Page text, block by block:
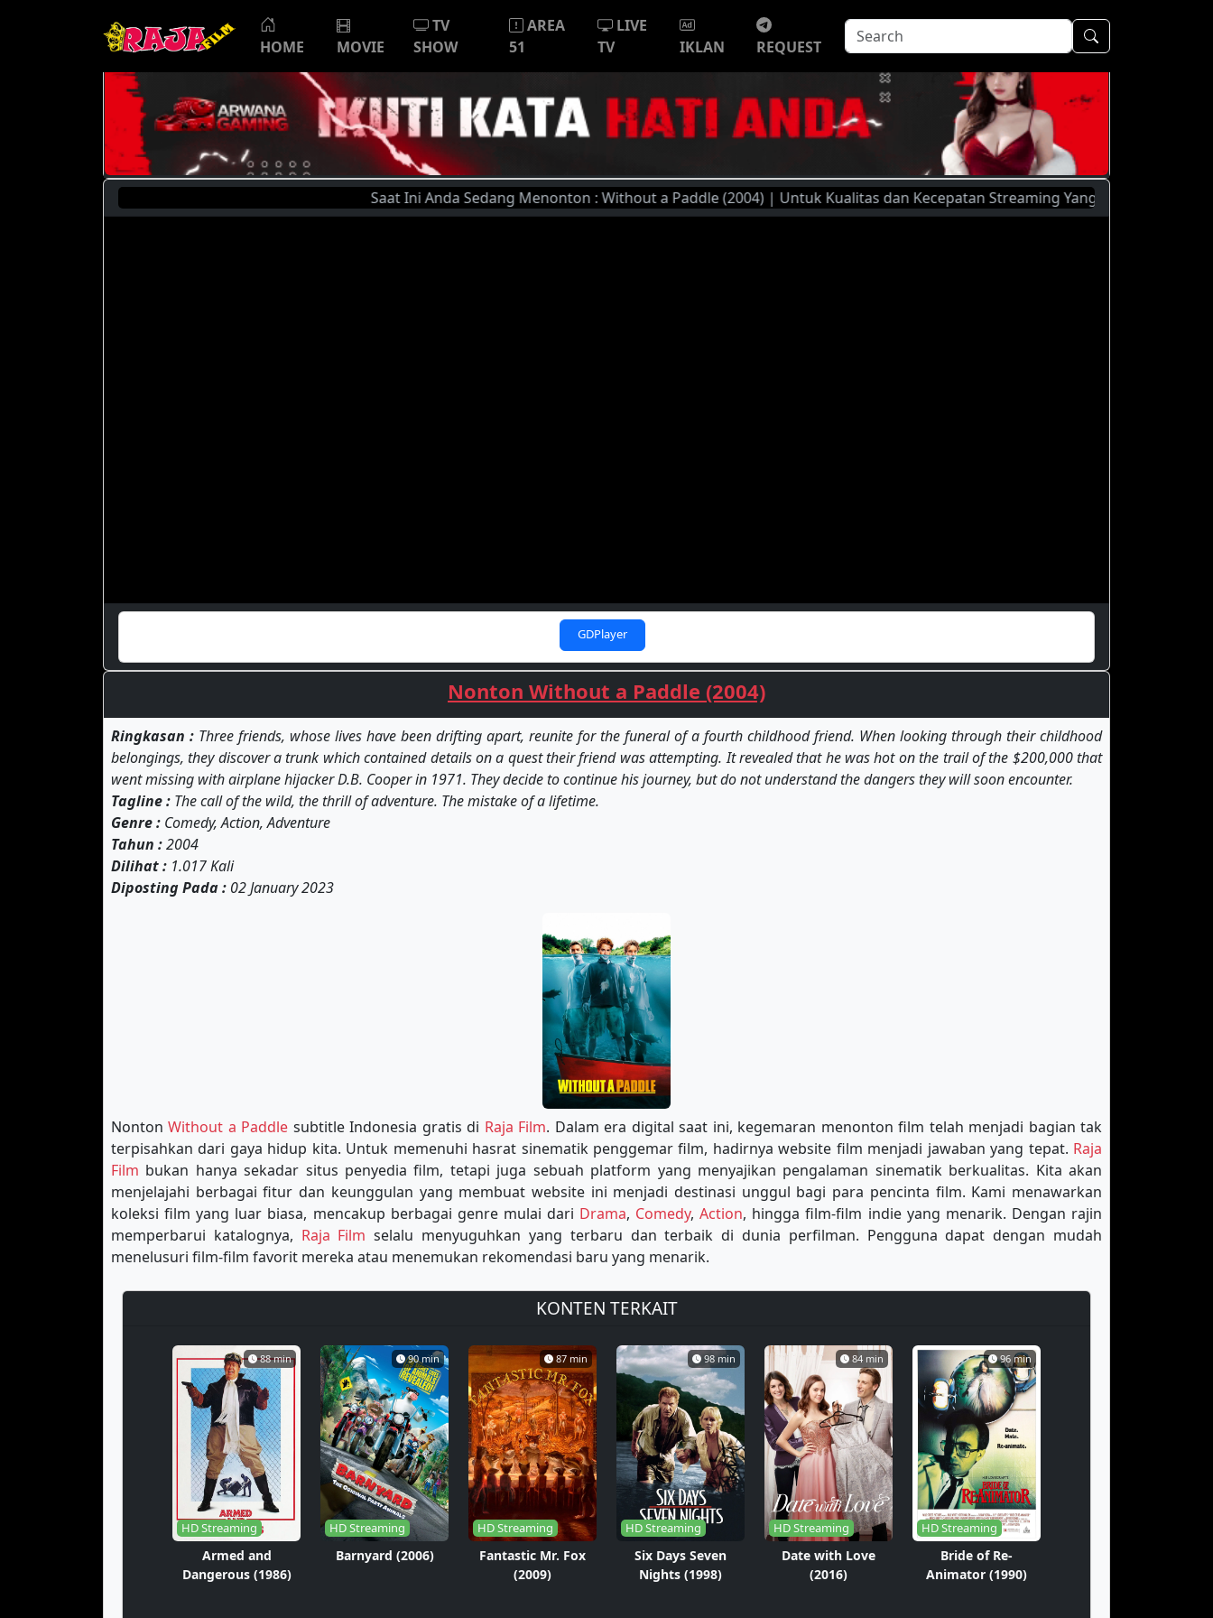
HOME MOVIE
TV
SHOW
AREA
51
LIVE
TV
IKLAN REQUEST
Saat Ini Anda Sedang Menonton : Without a Paddle (2004) | Untuk Kualitas dan Kecepatan Streaming Yang Lebih Baik,
GDPlayer
Nonton Without a Paddle (2004)
Ringkasan : Three friends, whose lives have been drifting apart, reunite for the funeral of a fourth childhood friend. When looking through their childhood
belongings, they discover a trunk which contained details on a quest their friend was attempting. It revealed that he was hot on the trail of the $200,000 that
went missing with airplane hijacker D.B. Cooper in 1971. They decide to continue his journey, but do not understand the dangers they will soon encounter.
Tagline : The call of the wild, the thrill of adventure. The mistake of a lifetime.
Genre : Comedy, Action, Adventure
Tahun :2004
Dilihat : 1.017 Kali
Diposting Pada : 02 January 2023
NontonWithout a Paddle subtitle Indonesia gratis di Raja Film. Dalam era digital saat ini, kegemaran menonton film telah menjadi bagian tak
terpisahkan dari gaya hidup kita. Untuk memenuhi hasrat sinematik penggemar film, hadirnya website film menjadi jawaban yang tepat. Raja
Film bukan hanya sekadar situs penyedia film, tetapi juga sebuah platform yang menyajikan pengalaman sinematik berkualitas. Kita akan
menjelajahi berbagai fitur dan keunggulan yang membuat website ini menjadi destinasi unggul bagi para pencinta film. Kami menawarkan
koleksi film yang luar biasa, mencakup berbagai genre mulai dari Drama, Comedy,Action, hingga film-film indie yang menarik. Dengan rajin
memperbarui katalognya, Raja Film selalu menyuguhkan yang terbaru dan terbaik di dunia perfilman. Pengguna dapat dengan mudah
menelusuri film-film favorit mereka atau menemukan rekomendasi baru yang menarik.
KONTEN TERKAIT
88 min
HD Streaming
Armed and
Dangerous (1986)
90 min
HD Streaming
Barnyard (2006)
87 min
HD Streaming
Fantastic Mr. Fox
(2009)
98 min
HD Streaming
Six Days Seven
Nights (1998)
84 min
HD Streaming
Date with Love
(2016)
96 min
HD Streaming
Bride of Re-
Animator (1990)